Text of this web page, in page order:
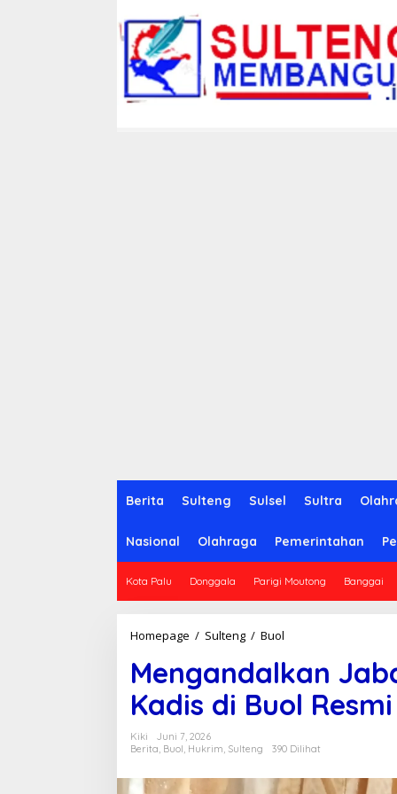
Berita Sulteng Sulsel Sultra
Nasional Olahraga Pemerintahan
Kota Palu Donggala Parigi Moutong Banggai
Homepage / Sulteng / Buol
n
g
a
n
a
k
Mengandalkan
Kadis di Buol
Kiki
Juni 7, 2026
Berita, Buol, Hukrim, Sulteng 390 Dilihat